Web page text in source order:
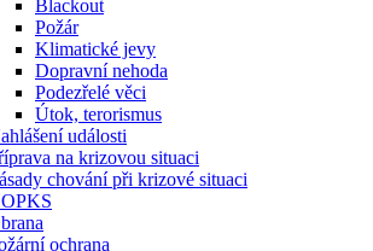
Blackout
Požár
Klimatické jevy
Dopravní nehoda
Podezřelé věci
Útok, terorismus
události
na krizovou situaci
chování při krizové situaci
ochrana